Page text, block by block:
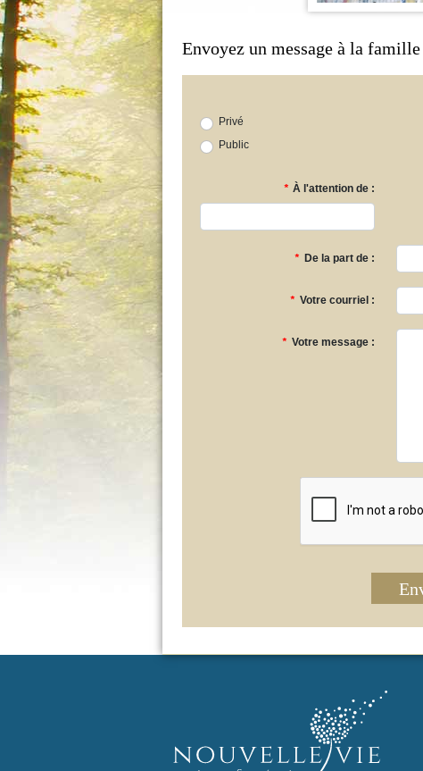
Envoyez un message à la famille
Privé
Public
* À l'attention de :
* De la part de :
* Votre courriel :
* Votre message :